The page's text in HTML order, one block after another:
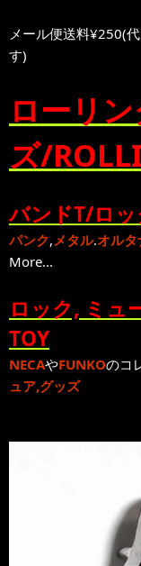
メール便送料¥250(
す)
ローリ
ズ/
バンドT/ロ
パンク,メタル.オルタ
More...
ロック, ミュ
TOY
NECAやFUNKOのコ
ュア,グッズ